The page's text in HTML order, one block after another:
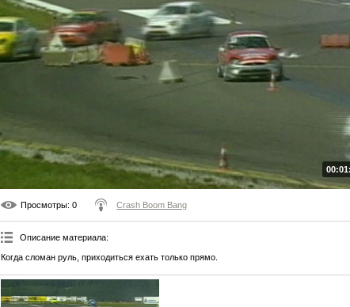
Просмотры: 0 Crash Boom Bang
Описание материала:
Когда сломан руль, приходиться ехать только прямо.